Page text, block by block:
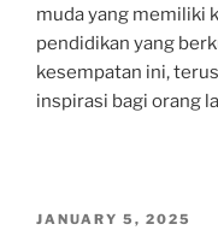
muda yang memiliki
pendidikan yang
kesempatan ini,
inspirasi bagi orang
POSTED
JANUARY 5, 2025